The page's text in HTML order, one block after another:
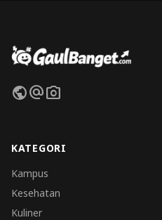
publicalternate_emailphoto_camera
KATEGORI
Kampus
Kesehatan
Kuliner